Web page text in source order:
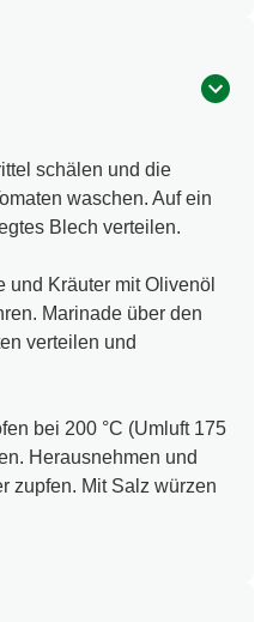
schälen und die
waschen. Auf ein
Blech verteilen.
und Kräuter mit Olivenöl
Marinade über den
verteilen und
bei 200 °C (Umluft 175
Herausnehmen und
zupfen. Mit Salz würzen